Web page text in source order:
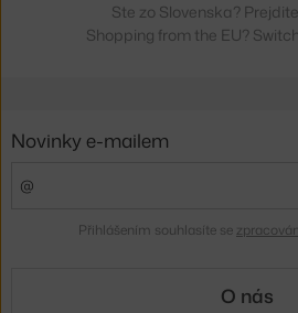
Ste zo Slovenska?
Shopping from the EU?
Novinky e-mailem
Přihlášením souhlasíte se
O nás